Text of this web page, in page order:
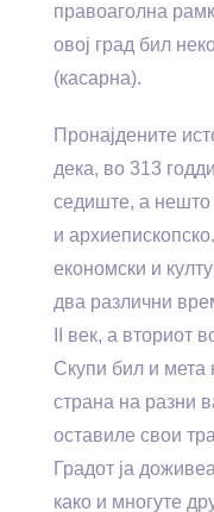
правоаголна
овој град бил
(касарна).
Пронајдените
дека, во 313
седиште, а нешто
и
економски и
два различни
II век, а вториот
Скупи бил и мета
страна на разни
оставиле свои
Градот ја
како и многуте